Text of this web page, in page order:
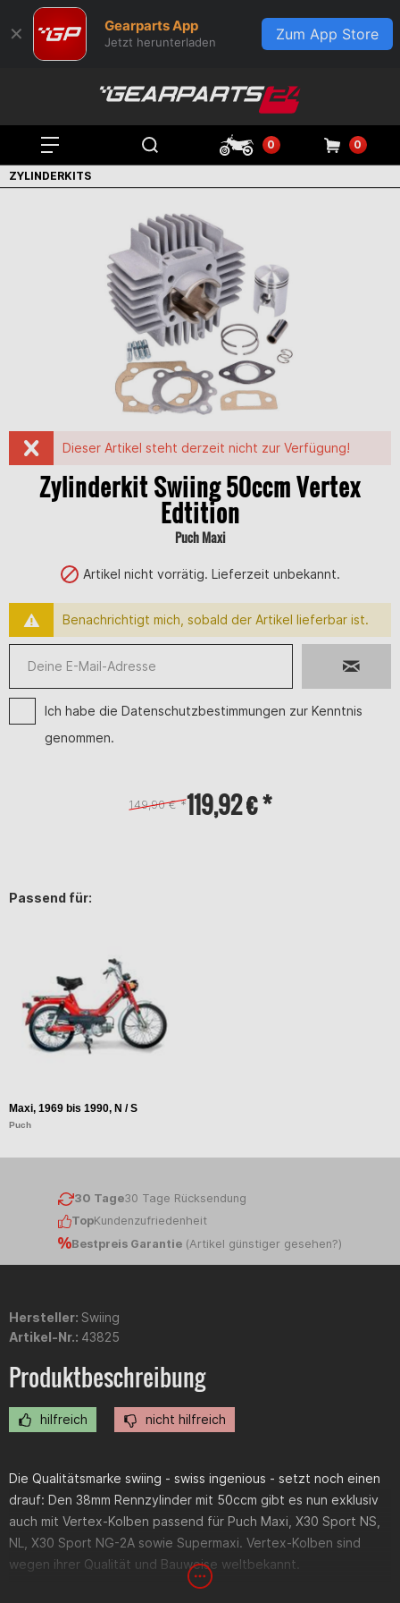
✕ Gearparts App
Jetzt herunterladen Zum App Store
0 0
ZYLINDERKITS
Dieser Artikel steht derzeit nicht zur Verfügung!
Zylinderkit Swiing 50ccm Vertex
Edtition
Puch Maxi
Artikel nicht vorrätig. Lieferzeit unbekannt.
Benachrichtigt mich, sobald der Artikel lieferbar ist.
Ich habe die Datenschutzbestimmungen zur Kenntnis
genommen.
119,92 € *
149,90 € *
Passend für:
Maxi, 1969 bis 1990, N / S
Puch
30 Tage30 Tage Rücksendung
TopKundenzufriedenheit
Bestpreis Garantie (Artikel günstiger gesehen?)
Hersteller: Swiing
Artikel-Nr.: 43825
Produktbeschreibung
hilfreich nicht hilfreich
Die Qualitätsmarke swiing - swiss ingenious - setzt noch einen
drauf: Den 38mm Rennzylinder mit 50ccm gibt es nun exklusiv
auch mit Vertex-Kolben passend für Puch Maxi, X30 Sport NS,
NL, X30 Sport NG-2A sowie Supermaxi. Vertex-Kolben sind
wegen ihrer Qualität und Bauweise weltbekannt.